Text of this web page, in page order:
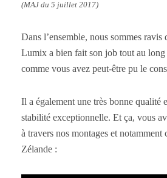
(MAJ du 5 juillet 2017)
Dans l’ensemble, nous sommes
Lumix a bien fait son job tout au long
comme vous avez peut-être pu le
Il a également une très bonne qualité
stabilité exceptionnelle. Et ça, vous
à travers nos montages et
Zélande :